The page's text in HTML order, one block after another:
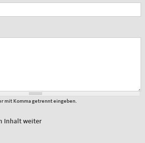
mit Komma getrennt eingeben.
Inhalt weiter